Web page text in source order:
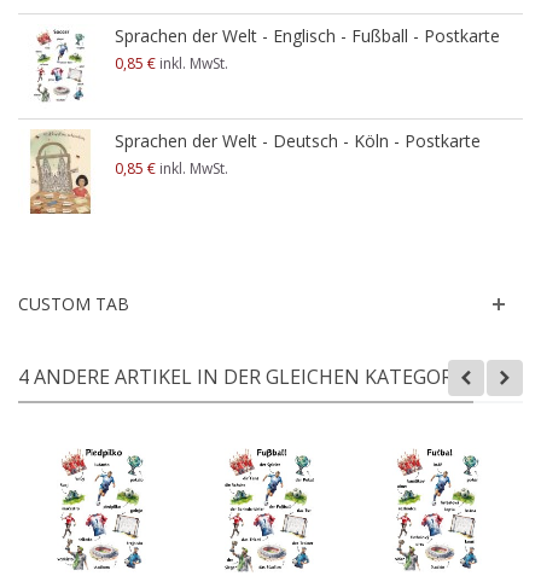
Sprachen der Welt - Englisch - Fußball - Postkarte
0,85 € inkl. MwSt.
Sprachen der Welt - Deutsch - Köln - Postkarte
0,85 € inkl. MwSt.
CUSTOM TAB
4 ANDERE ARTIKEL IN DER GLEICHEN KATEGORIE: